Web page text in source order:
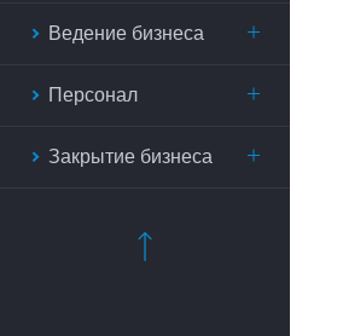
Ведение бизнеса
Персонал
Закрытие бизнеса